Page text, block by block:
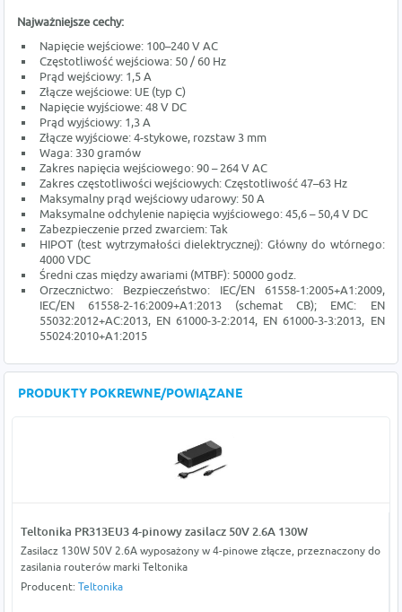
Najważniejsze cechy:
Napięcie wejściowe: 100–240 V AC
Częstotliwość wejściowa: 50 / 60 Hz
Prąd wejściowy: 1,5 A
Złącze wejściowe: UE (typ C)
Napięcie wyjściowe: 48 V DC
Prąd wyjściowy: 1,3 A
Złącze wyjściowe: 4-stykowe, rozstaw 3 mm
Waga: 330 gramów
Zakres napięcia wejściowego: 90 – 264 V AC
Zakres częstotliwości wejściowych: Częstotliwość 47–63 Hz
Maksymalny prąd wejściowy udarowy: 50 A
Maksymalne odchylenie napięcia wyjściowego: 45,6 – 50,4 V DC
Zabezpieczenie przed zwarciem: Tak
HIPOT (test wytrzymałości dielektrycznej): Główny do wtórnego:
4000 VDC
Średni czas między awariami (MTBF): 50000 godz.
Orzecznictwo: Bezpieczeństwo: IEC/EN 61558-1:2005+A1:2009,
IEC/EN 61558-2-16:2009+A1:2013 (schemat CB); EMC: EN
55032:2012+AC:2013, EN 61000-3-2:2014, EN 61000-3-3:2013, EN
55024:2010+A1:2015
PRODUKTY POKREWNE/POWIĄZANE
Teltonika PR313EU3 4-pinowy zasilacz 50V 2.6A 130W
Zasilacz 130W 50V 2.6A wyposażony w 4-pinowe złącze, przeznaczony do
zasilania routerów marki Teltonika
Producent: Teltonika